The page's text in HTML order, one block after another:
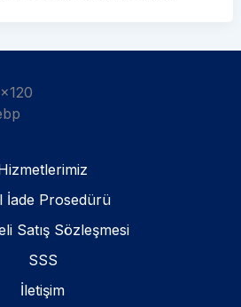
İade Prosedürü
Satış Sözleşmesi
SSS
İletişim